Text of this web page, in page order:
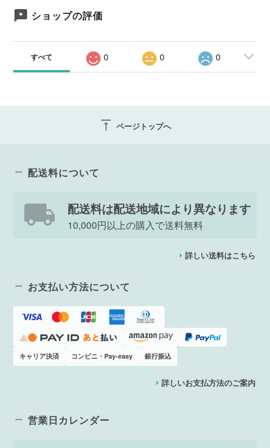
ショップの評価
すべて 0 0 0
vertical_align_top ページトップへ
配送料について
配送料は配送地域により異なります
10,000円以上の購入で送料無料
詳しい送料はこちら
お支払い方法について
キャリア決済 コンビニ・Pay-easy 銀行振込
詳しいお支払方法のご案内
営業日カレンダー